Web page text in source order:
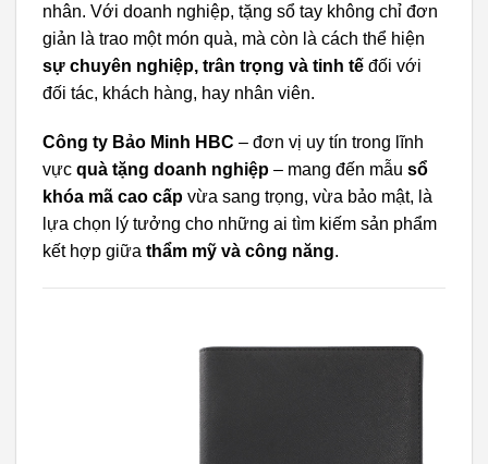
nhân. Với doanh nghiệp, tặng sổ tay không chỉ đơn
giản là trao một món quà, mà còn là cách thể hiện
sự chuyên nghiệp, trân trọng và tinh tế đối với
đối tác, khách hàng, hay nhân viên.
Công ty Bảo Minh HBC – đơn vị uy tín trong lĩnh
vực quà tặng doanh nghiệp – mang đến mẫu sổ
khóa mã cao cấp vừa sang trọng, vừa bảo mật, là
lựa chọn lý tưởng cho những ai tìm kiếm sản phẩm
kết hợp giữa thẩm mỹ và công năng.